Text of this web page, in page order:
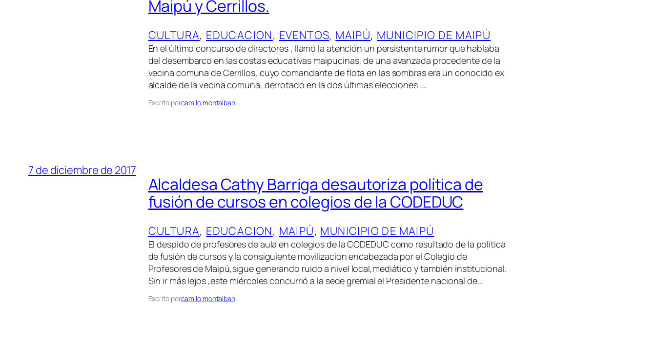
Maipú y Cerrillos.
CULTURA, EDUCACION, EVENTOS, MAIPÚ, MUNICIPIO DE MAIPÚ
En el último concurso de directores , llamó la atención un persistente rumor que hablaba
del desembarco en las costas educativas maipucinas, de una avanzada procedente de la
vecina comuna de Cerrillos, cuyo comandante de flota en las sombras era un conocido ex
alcalde de la vecina comuna, derrotado en la dos últimas elecciones .…
Escrito porcamilo.montalban
7 de diciembre de 2017
Alcaldesa Cathy Barriga desautoriza política de
fusión de cursos en colegios de la CODEDUC
CULTURA, EDUCACION, MAIPÚ, MUNICIPIO DE MAIPÚ
El despido de profesores de aula en colegios de la CODEDUC como resultado de la política
de fusión de cursos y la consiguiente movilización encabezada por el Colegio de
Profesores de Maipú,sigue generando ruido a nivel local,mediático y también institucional.
Sin ir más lejos ,este miércoles concurrió a la sede gremial el Presidente nacional de…
Escrito porcamilo.montalban